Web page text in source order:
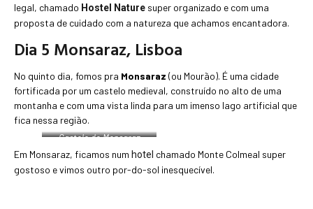
legal, chamado Hostel Nature super organizado e com uma
proposta de cuidado com a natureza que achamos encantadora.
Dia 5 Monsaraz, Lisboa
No quinto dia, fomos pra Monsaraz (ou Mourão). É uma cidade
fortificada por um castelo medieval, construído no alto de uma
montanha e com uma vista linda para um imenso lago artificial que
fica nessa região.
Castelo de Monsaraz
Em Monsaraz, ficamos num hotel chamado Monte Colmeal super
gostoso e vimos outro por-do-sol inesquecível.